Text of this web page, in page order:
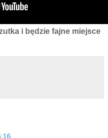
i będzie fajne miejsce